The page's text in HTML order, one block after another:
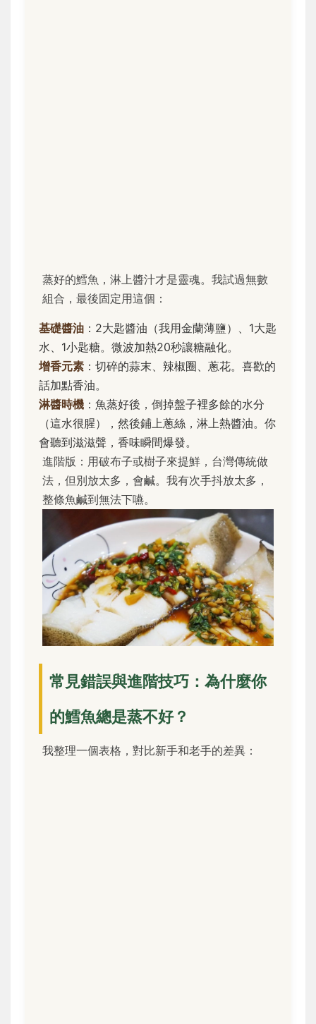
蒸好的鱈魚，淋上醬汁才是靈魂。我試過無數
組合，最後固定用這個：
基礎醬油 ：2大匙醬油（我用金蘭薄鹽）、1大匙
水、1小匙糖。微波加熱20秒讓糖融化。
增香元素 ：切碎的蒜末、辣椒圈、蔥花。喜歡的
話加點香油。
淋醬時機 ：魚蒸好後，倒掉盤子裡多餘的水分
（這水很腥），然後鋪上蔥絲，淋上熱醬油。你
會聽到滋滋聲，香味瞬間爆發。
進階版：用破布子或樹子來提鮮，台灣傳統做
法，但別放太多，會鹹。我有次手抖放太多，
整條魚鹹到無法下嚥。
常見錯誤與進階技巧：為什麼你
的鱈魚總是蒸不好？
我整理一個表格，對比新手和老手的差異：